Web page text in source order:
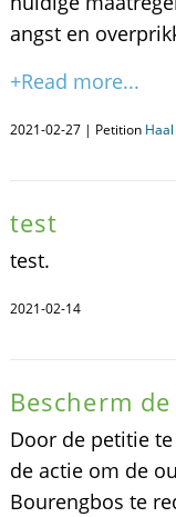
angst en
+Read more...
2021-02-27 | Petition
test
test.
2021-02-14
Bescherm
Door de petitie
de actie om de
Bourengbos te